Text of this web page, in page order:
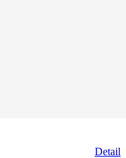
Detail